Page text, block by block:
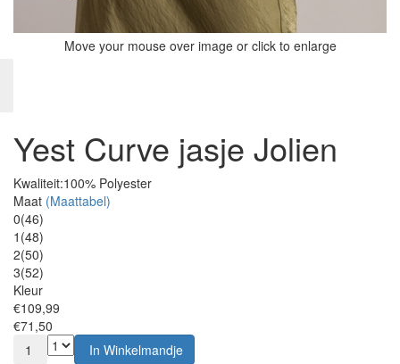
Move your mouse over image or click to enlarge
Yest Curve jasje Jolien
Kwaliteit:100% Polyester
Maat (Maattabel)
0(46)
1(48)
2(50)
3(52)
Kleur
€109,99
€71,50
1
In Winkelmandje